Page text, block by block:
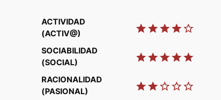
ACTIVIDAD
(ACTIV@)
starstarstarstarstar_border
SOCIABILIDAD
(SOCIAL)
starstarstarstarstar
RACIONALIDAD
(PASIONAL)
starstarstar_borderstar_borderstar_border